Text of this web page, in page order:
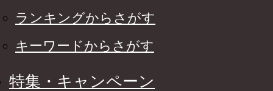
ランキングからさがす
キーワードからさがす
特集・キャンペーン